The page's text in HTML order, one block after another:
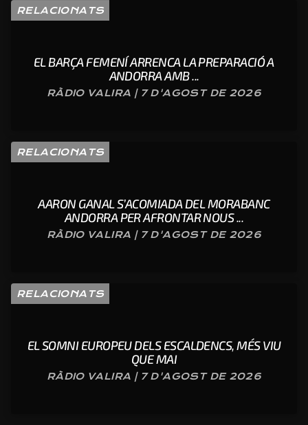
RELACIONATS
EL BARÇA FEMENÍ ARRENCA LA PREPARACIÓ A
ANDORRA AMB ...
RÀDIO VALIRA | 7 D'AGOST DE 2026
RELACIONATS
AARON GANAL S’ACOMIADA DEL MORABANC
ANDORRA PER AFRONTAR NOUS ...
RÀDIO VALIRA | 7 D'AGOST DE 2026
RELACIONATS
EL SOMNI EUROPEU DELS ESCALDENCS, MÉS VIU
QUE MAI
RÀDIO VALIRA | 7 D'AGOST DE 2026